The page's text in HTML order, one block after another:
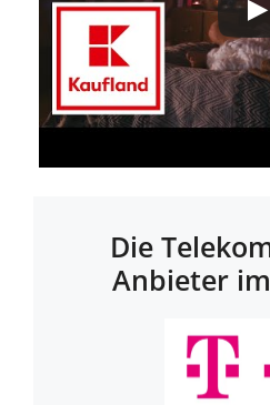
Die
Anbieter